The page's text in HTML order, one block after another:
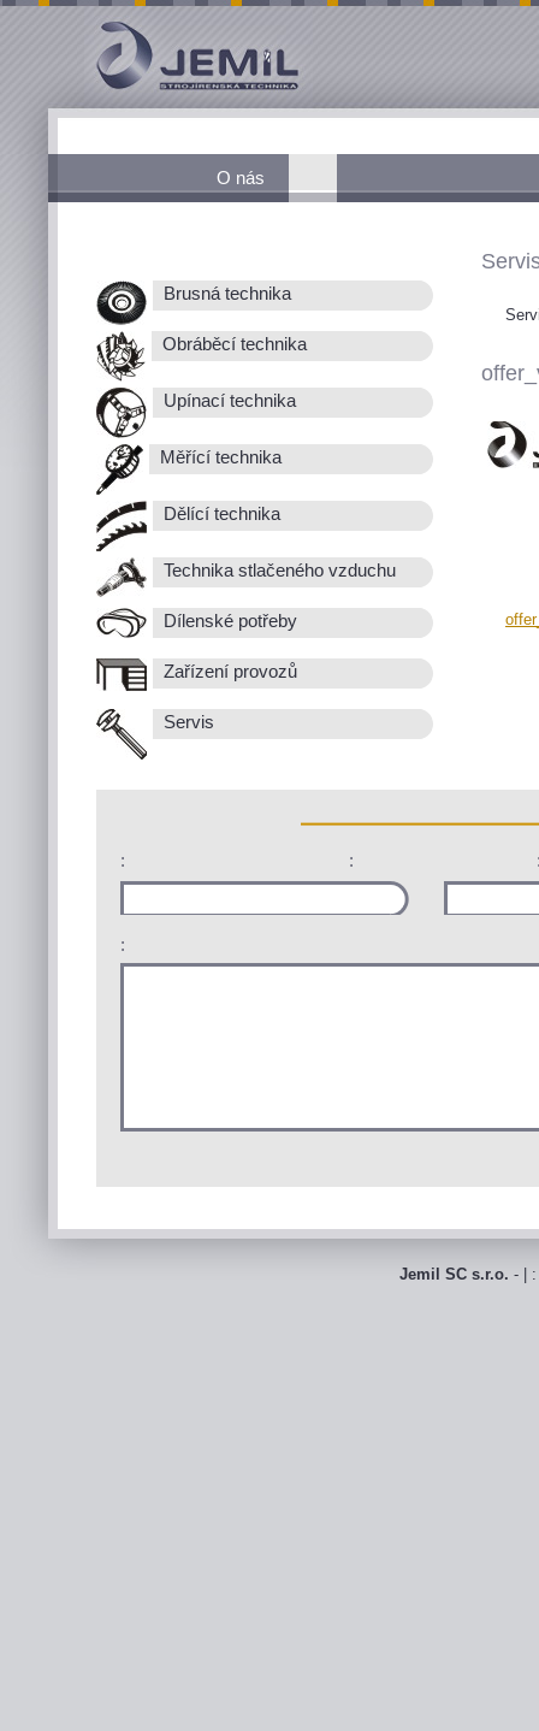
O nás
Brusná technika
Obráběcí technika
Upínací technika
Měřící technika
Dělící technika
Technika stlačeného vzduchu
Dílenské potřeby
Zařízení provozů
Servis
: :
:
Jemil SC s.r.o. - |